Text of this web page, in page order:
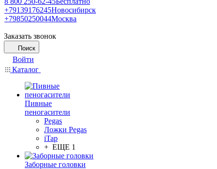
+79139176245Новосибирск
+79850250044Москва
Заказать звонок
Поиск
Войти
Каталог
Пивные
пеногасители
Pegas
Ложки Pegas
iTap
+ ЕЩЕ 1
Заборные головки